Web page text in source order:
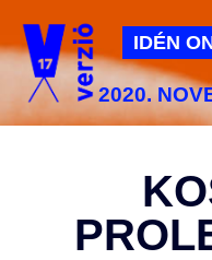
IDÉN
2020.